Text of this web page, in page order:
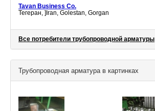
Tavan Business Co.
Тегеран, ]Iran, Golestan, Gorgan
Все потребители трубопроводной арматуры
Трубопроводная арматура в картинках